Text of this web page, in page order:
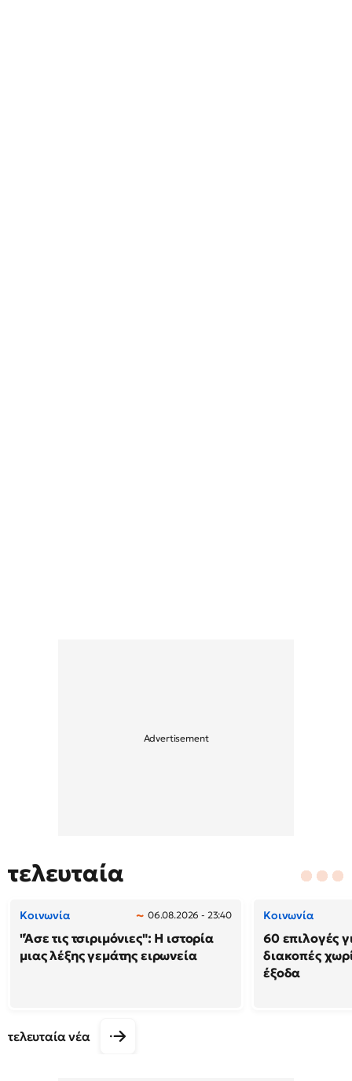
τελευταία
Κοινωνία 06.08.2026 - 23:40
"Άσε τις τσιριμόνιες": Η ιστορία
μιας λέξης γεμάτης ειρωνεία
Κοινωνία
60 επιλογές
διακοπές
έξοδα
τελευταία νέα